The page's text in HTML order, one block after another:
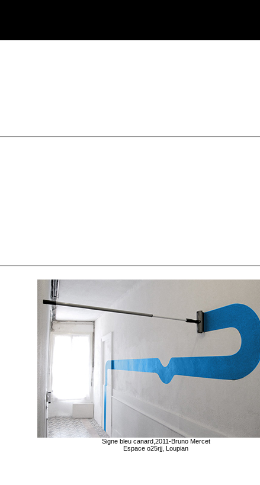
Signe bleu canard,2011-Bruno Mercet
Espace o25rjj, Loupian